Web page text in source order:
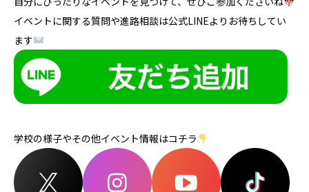
イベントに関する質問や進路相談は公式LINEよりお待ちしてい
ます
学校の様子やその他イベント情報はコチラ